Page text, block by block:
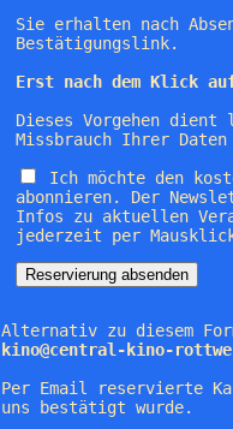
Sie erhalten nach
Bestätigungslink.
Erst nach dem Klick
Dieses Vorgehen
Missbrauch Ihrer
Ich möchte den
abonnieren. Der
Infos zu aktuellen
jederzeit per
Alternativ zu diesem
kino@central-kino-
Per Email reservierte
uns bestätigt wurde.